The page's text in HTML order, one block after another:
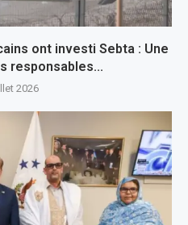
ont investi Sebta : Une
responsables...
2026